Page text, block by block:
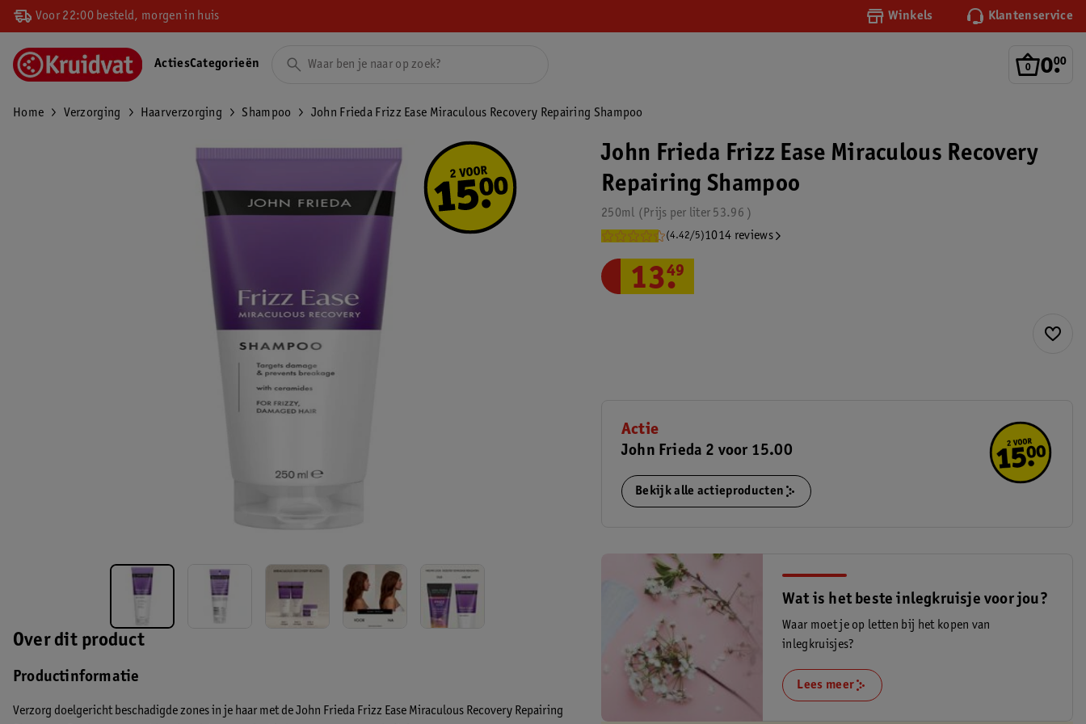
Voor 22:00 besteld, morgen in huis Winkels Klantenservice
0.
00
ActiesCategorieën
Home Verzorging Haarverzorging Shampoo John Frieda Frizz Ease Miraculous Recovery Repairing Shampoo
Over dit product
Productinformatie
Verzorg doelgericht beschadigde zones in je haar met de John Frieda Frizz Ease Miraculous Recovery Repairing
John Frieda Frizz Ease Miraculous Recovery
Repairing Shampoo
250ml 53.96
Prijs per liter
(4.42/5)1014 reviews
13.
49
Actie
John Frieda 2 voor 15.00
Bekijk alle actieproducten
Wat is het beste inlegkruisje voor jou?
Waar moet je op letten bij het kopen van
inlegkruisjes?
Lees meer